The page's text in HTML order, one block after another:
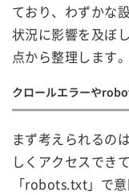
ており、わずかな
状況に影響を及ぼ
点から整理します。
クロールエラーや
まず考えられるの
しくアクセスでき
「robots.txt」で